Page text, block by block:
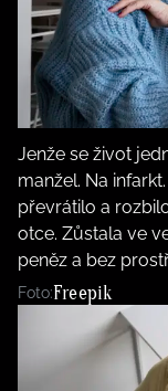
Jenže se život
manžel. Na
převrátilo a
otce. Zůstala ve
peněz a bez
Foto:Freepik